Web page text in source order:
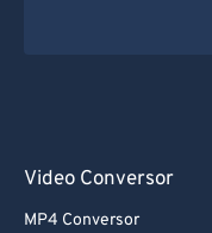
Video Conversor
MP4 Conversor